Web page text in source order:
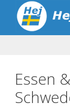
Inhalt
springen
Essen